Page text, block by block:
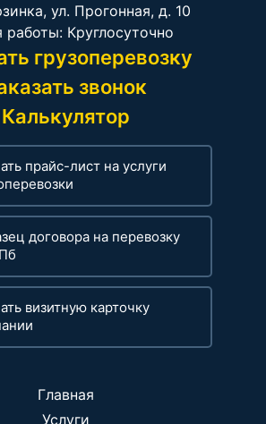
ул. Прогонная, д. 10
работы: Круглосуточно
грузоперевозку
звонок
Калькулятор
прайс-лист на услуги
договора на перевозку
визитную карточку
Главная
Услуги